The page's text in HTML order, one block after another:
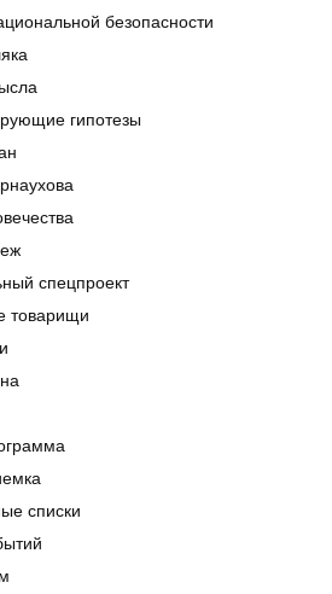
безопасности
гипотезы
спецпроект
товарищи
списки